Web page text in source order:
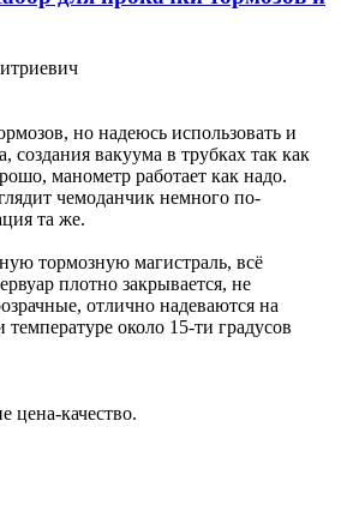
но надеюсь использовать и
создания вакуума в трубках так как
манометр работает как надо.
чемоданчик немного по-
та же.
тормозную магистраль, всё
плотно закрывается, не
отлично надеваются на
около 15-ти градусов
цена-качество.